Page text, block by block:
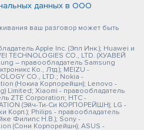
данных в ООО
ваш разговор может быть
Apple Inc. (Эпл Инк.); Huawei и
TECHNOLOGIES CO., LTD. (ХУАВЕЙ
– правообладатель Samsung
Ко., Лтд.); MEIZU -
CO., LTD.; Nokia -
(Нокиа Корпорейшн); Lenovo -
Limited; Xiaomi - правообладатель
ZTE Corporation; HTC -
(Эйч-Ти-Си КОРПОРЕЙШН); LG -
Корп.); Philips - правообладатель
Филипс Н.В.); Sony -
(Сони Корпорейшн); ASUS -